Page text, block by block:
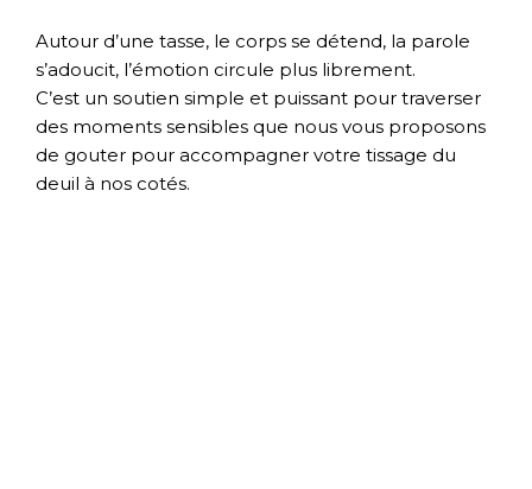
Autour d’une tasse, le corps se détend, la parole
s’adoucit, l’émotion circule plus librement.
C’est un soutien simple et puissant pour traverser
des moments sensibles que nous vous proposons
de gouter pour accompagner votre tissage du
deuil à nos cotés.